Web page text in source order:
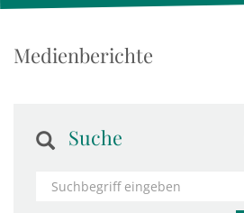
Medienberichte
Suche